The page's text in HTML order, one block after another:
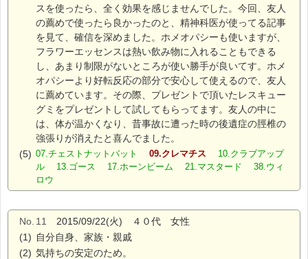
スを使ったら、全く効果を感じませんでした。今回、友人
の薦めで使ったら良かったのと、精神科医が使ってる記事
を見て、確信を深めました。ホメオパシーも使いますが、
フラワーエッセンスは熱い飲み物に入れることもできる
し、あまり制限がないところが使い勝手が良いてす。ホメ
オパシーより好転反応の部分で安心して使えるので、友人
に薦めています。その際、プレゼントで頂いたレスキュー
グミをプレゼントして試してもらってます。友人の中に
は、体が温かくなり、昔事故に遭った時の後遺症の脛椎の
強張りが消えたと喜んでました。
(5) 07.チェストナットバット 09.クレマチス
10.クラブアップ
ル 13.ゴース 17.ホーンビーム 21.マスタード 38.ウィ
ロウ
No. 11
2015/09/22(火) ４０代 女性
(1) 自分自身、家族・親戚
(2) 気持ちの安定のため。